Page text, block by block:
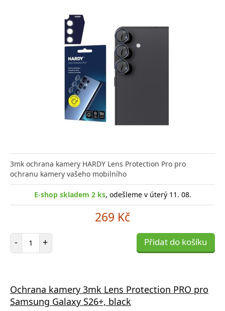
3mk ochrana kamery HARDY Lens Protection Pro pro
ochranu kamery vašeho mobilního
E-shop skladem 2 ks, odešleme v úterý 11. 08.
269 Kč
- Počet položek
+ Přidat do košíku
Ochrana kamery 3mk Lens Protection PRO pro
Samsung Galaxy S26+, black